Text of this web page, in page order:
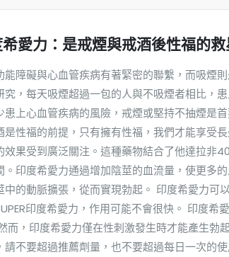
愛力：是戒煙與戒酒後性福的救
能障礙與心血管疾病有著緊密的聯繫，而吸煙
究，每天吸煙超過一包的人與不吸煙者相比，
患上心血管疾病的風險，戒煙或堅持不抽煙是
是性福的前提，只有擁有性福，我們才能享受
效果受到廣泛關注。這種藥物結合了他達拉
。印度希愛力通過增加陰莖的血流量，使更多
中的動脈擴張，從而實現勃起。 印度希愛力可
印度希愛力，作用可能不會很快。 印度
而，印度希愛力僅在性刺激發生時才能產生勃
請不要超過推薦劑量，也不要超過每日一次的